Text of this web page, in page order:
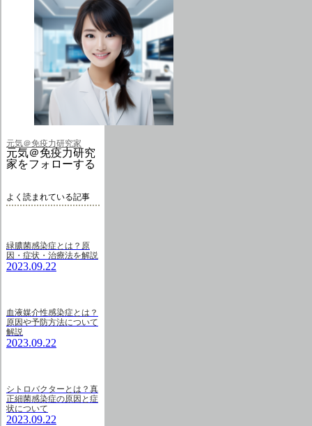
元気＠免疫力研究家
元気＠免疫力研究
家をフォローする
よく読まれている記事
緑膿菌感染症とは？原
因・症状・治療法を解説
2023.09.22
血液媒介性感染症とは？
原因や予防方法について
解説
2023.09.22
シトロバクターとは？真
正細菌感染症の原因と症
状について
2023.09.22